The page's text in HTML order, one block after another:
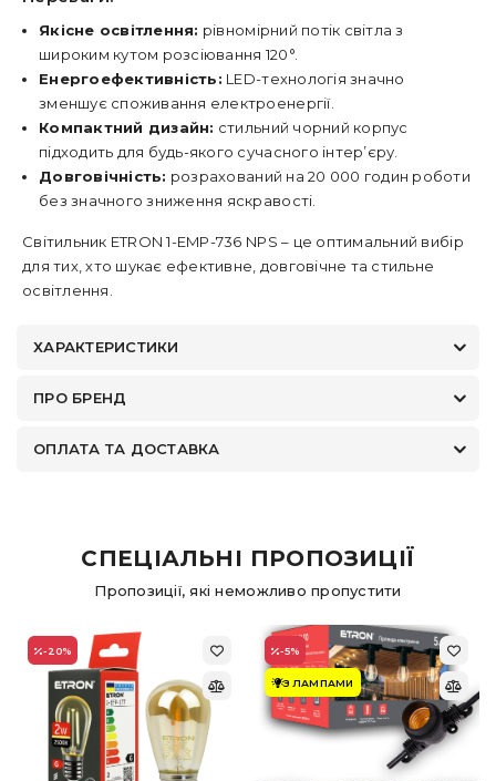
Якісне освітлення: рівномірний потік світла з
широким кутом розсіювання 120°.
Енергоефективність: LED-технологія значно
зменшує споживання електроенергії.
Компактний дизайн: стильний чорний корпус
підходить для будь-якого сучасного інтер’єру.
Довговічність: розрахований на 20 000 годин роботи
без значного зниження яскравості.
Світильник ETRON 1-EMP-736 NPS – це оптимальний вибір
для тих, хто шукає ефективне, довговічне та стильне
освітлення.
ХАРАКТЕРИСТИКИ
ПРО БРЕНД
ОПЛАТА ТА ДОСТАВКА
СПЕЦІАЛЬНІ ПРОПОЗИЦІЇ
Пропозиції, які неможливо пропустити
-20% -5%
З ЛАМПАМИ